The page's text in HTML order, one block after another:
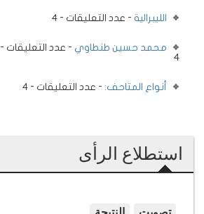
الليبرالية - عدد التعليقات - 4
محمد حسين طنطاوي - عدد التعليقات -
4
أنواع المتاحف: - عدد التعليقات - 4
استطلاع الرأى